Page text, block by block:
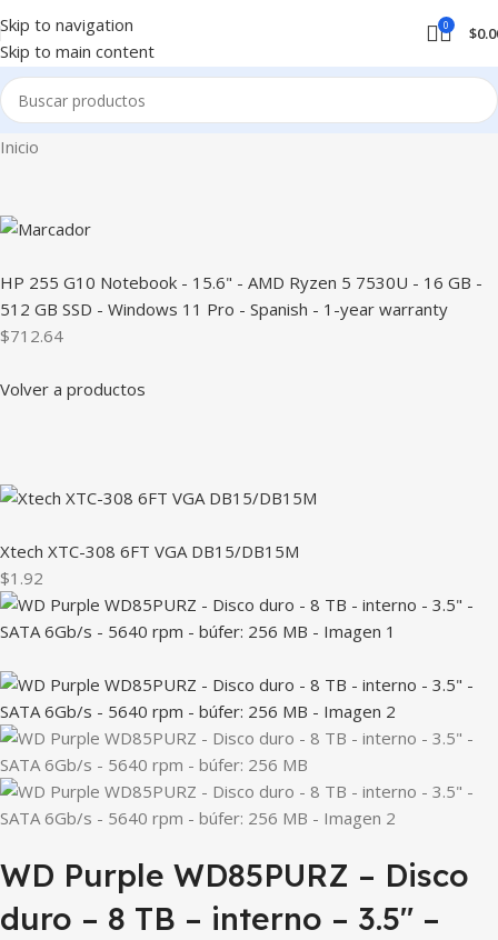
Skip to navigation
Skip to main content
0 $
Inicio
HP 255 G10 Notebook - 15.6" - AMD Ryzen 5 7530U - 16 GB -
512 GB SSD - Windows 11 Pro - Spanish - 1-year warranty
$712.64
Volver a productos
Xtech XTC-308 6FT VGA DB15/DB15M
$1.92
WD Purple WD85PURZ – Disco
duro – 8 TB – interno – 3.5″ –